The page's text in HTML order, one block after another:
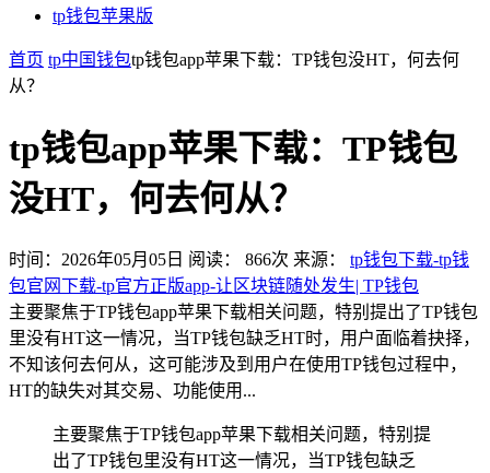
tp钱包苹果版
首页 tp中国钱包tp钱包app苹果下载：TP钱包没HT，何去何
从？
tp钱包app苹果下载：TP钱包
没HT，何去何从？
时间：2026年05月05日 阅读： 866次 来源： tp钱包下载-tp钱
包官网下载-tp官方正版app-让区块链随处发生| TP钱包
主要聚焦于TP钱包app苹果下载相关问题，特别提出了TP钱包
里没有HT这一情况，当TP钱包缺乏HT时，用户面临着抉择，
不知该何去何从，这可能涉及到用户在使用TP钱包过程中，
HT的缺失对其交易、功能使用...
主要聚焦于TP钱包app苹果下载相关问题，特别提
出了TP钱包里没有HT这一情况，当TP钱包缺乏